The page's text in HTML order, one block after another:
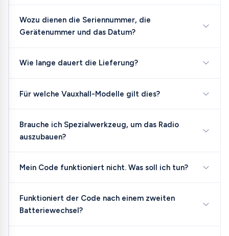
Wozu dienen die Seriennummer, die
Gerätenummer und das Datum?
Wie lange dauert die Lieferung?
Für welche Vauxhall-Modelle gilt dies?
Brauche ich Spezialwerkzeug, um das Radio
auszubauen?
Mein Code funktioniert nicht. Was soll ich tun?
Funktioniert der Code nach einem zweiten
Batteriewechsel?